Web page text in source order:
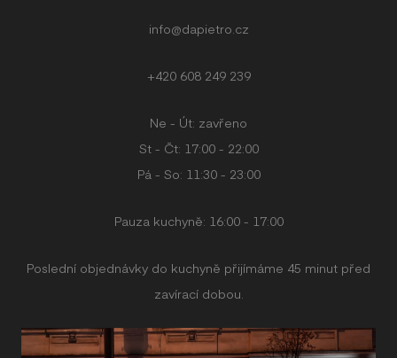
info@dapietro.cz
+420 608 249 239
Ne - Út: zavřeno
St - Čt: 17:00 - 22:00
Pá - So: 11:30 - 23:00
Pauza kuchyně: 16:00 - 17:00
Poslední objednávky do kuchyně přijímáme 45 minut před
zavírací dobou.